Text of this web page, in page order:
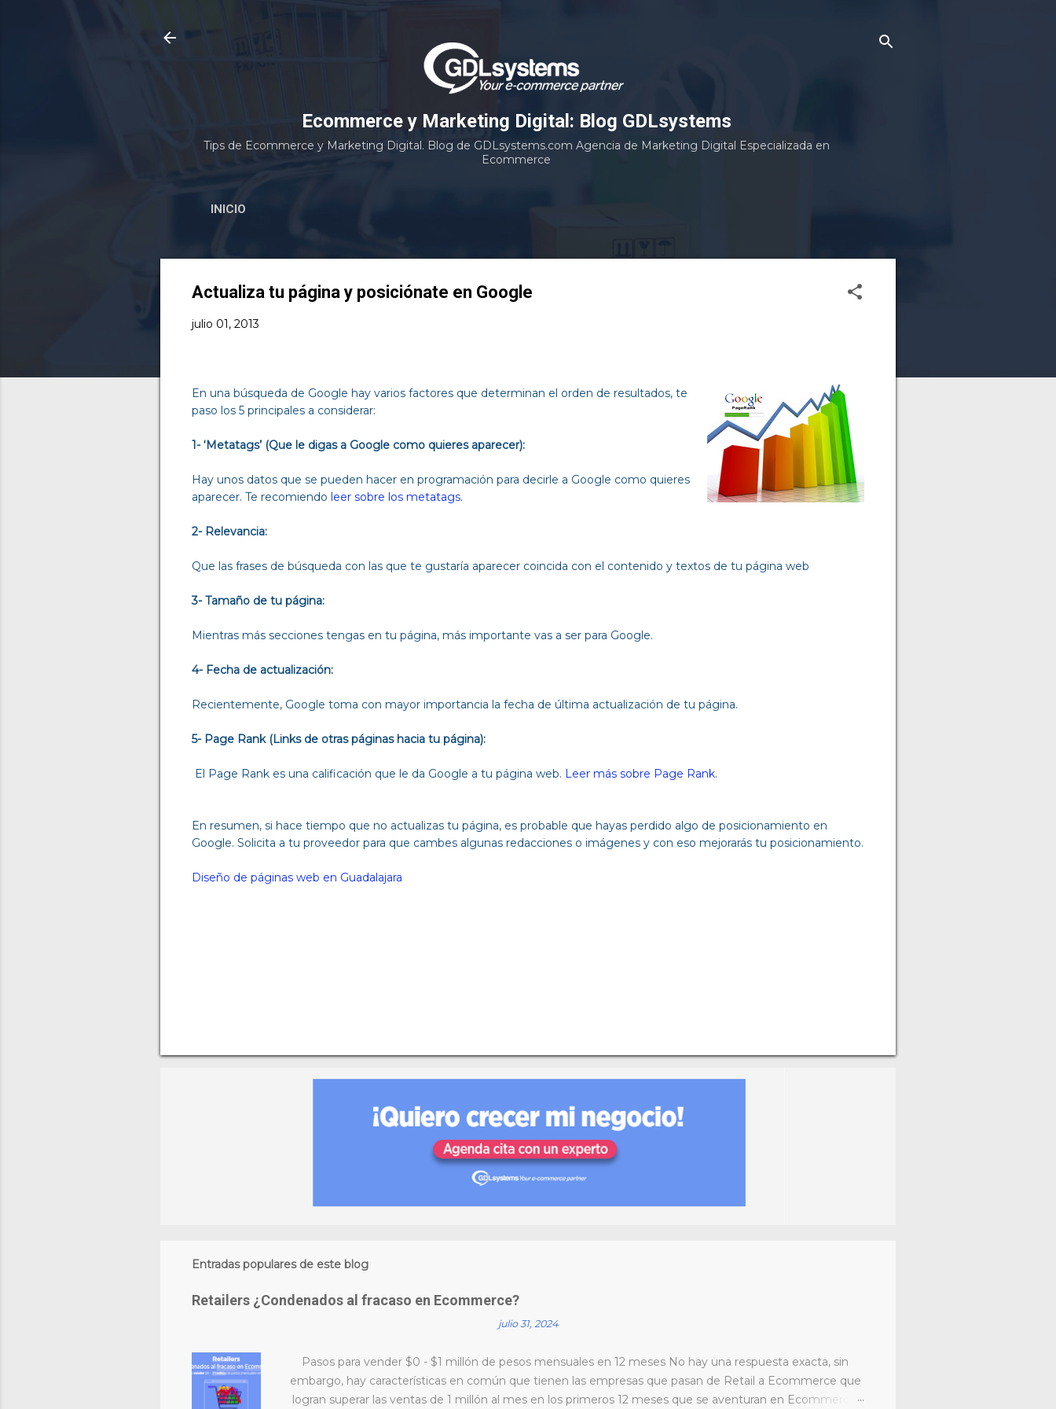
Ecommerce y Marketing Digital: Blog GDLsystems
Tips de Ecommerce y Marketing Digital. Blog de GDLsystems.com Agencia de Marketing Digital Especializada en
Ecommerce
INICIO
Actualiza tu página y posiciónate en Google
julio 01, 2013
En una búsqueda de Google hay varios factores que determinan el orden de resultados, te
paso los 5 principales a considerar:
1- ‘Metatags’ (Que le digas a Google como quieres aparecer):
Hay unos datos que se pueden hacer en programación para decirle a Google como quieres
aparecer. Te recomiendo leer sobre los metatags.
2- Relevancia:
Que las frases de búsqueda con las que te gustaría aparecer coincida con el contenido y textos de tu página web
3- Tamaño de tu página:
Mientras más secciones tengas en tu página, más importante vas a ser para Google.
4- Fecha de actualización:
Recientemente, Google toma con mayor importancia la fecha de última actualización de tu página.
5- Page Rank (Links de otras páginas hacia tu página):
El Page Rank es una calificación que le da Google a tu página web. Leer más sobre Page Rank.
En resumen, si hace tiempo que no actualizas tu página, es probable que hayas perdido algo de posicionamiento en
Google. Solicita a tu proveedor para que cambes algunas redacciones o imágenes y con eso mejorarás tu posicionamiento.
Diseño de páginas web en Guadalajara
Entradas populares de este blog
Retailers ¿Condenados al fracaso en Ecommerce?
julio 31, 2024
Pasos para vender $0 - $1 millón de pesos mensuales en 12 meses No hay una respuesta exacta, sin
embargo, hay características en común que tienen las empresas que pasan de Retail a Ecommerce que
logran superar las ventas de 1 millón al mes en los primeros 12 meses que se aventuran en Ecommerce.